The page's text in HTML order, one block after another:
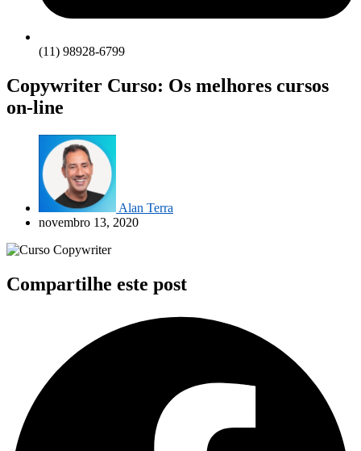
(11) 98928-6799
Copywriter Curso: Os melhores cursos
on-line
Alan Terra
novembro 13, 2020
Compartilhe este post